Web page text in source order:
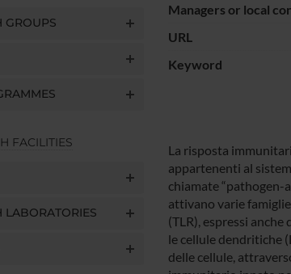
GROUPS
FACILITIES
LABORATORIES
Managers or local
URL
Keyword
La risposta
appartenenti al
chiamate “pathogen-
attivano varie
(TLR), espressi
le cellule dendritiche
delle cellule,